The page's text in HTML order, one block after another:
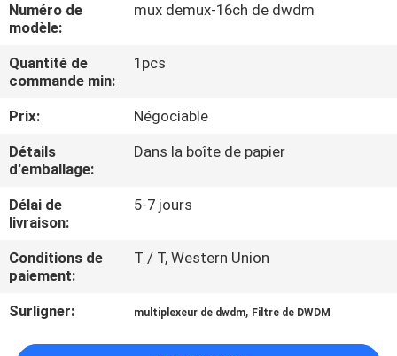
VISITE
DE
L'USINE
CONTRÔLE
DE
LA
CONTACTER
Numéro de
modèle:
mux demux-16ch de dwdm
Quantité de
commande min:
1pcs
Prix:
Négociable
Détails
d'emballage:
Dans la boîte de papier
Délai de
livraison:
5-7 jours
Conditions de
paiement:
T / T, Western Union
Surligner: multiplexeur de dwdm, Filtre de DWDM